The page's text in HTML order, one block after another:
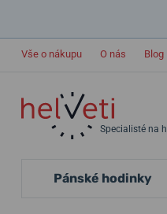
Vše o nákupu O nás Blog
Specialisté na
Pánské hodinky